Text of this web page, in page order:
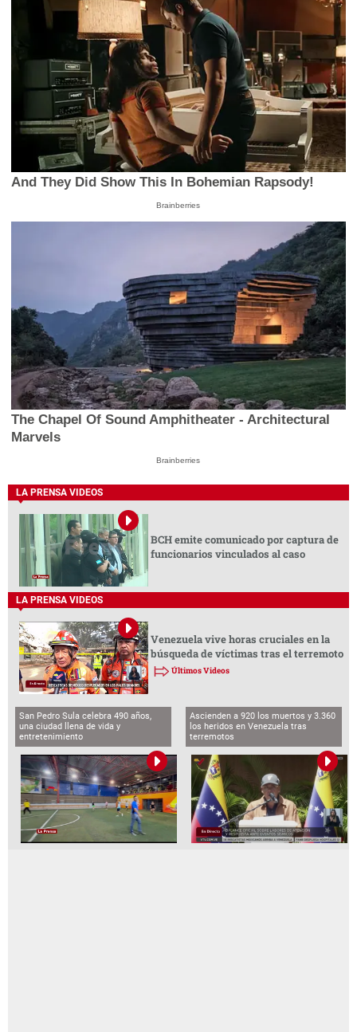
And They Did Show This In Bohemian Rapsody!
Brainberries
The Chapel Of Sound Amphitheater - Architectural
Marvels
Brainberries
LA PRENSA VIDEOS
BCH emite comunicado por captura de
funcionarios vinculados al caso
LA PRENSA VIDEOS
Venezuela vive horas cruciales en la
búsqueda de víctimas tras el terremoto
Últimos Videos
San Pedro Sula celebra 490 años,
una ciudad llena de vida y
entretenimiento
Ascienden a 920 los muertos y 3.360
los heridos en Venezuela tras
terremotos